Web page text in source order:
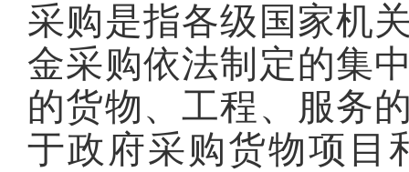
采购是指各级国家机
金采购依法制定的集
的货物、工程、服务
于政府采购货物项目